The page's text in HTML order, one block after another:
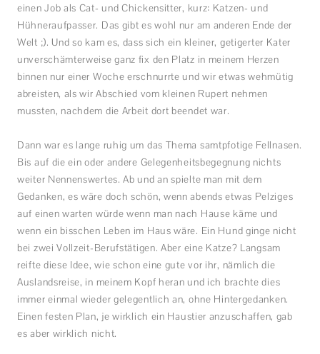
einen Job als Cat- und Chickensitter, kurz: Katzen- und
Hühneraufpasser. Das gibt es wohl nur am anderen Ende der
Welt ;). Und so kam es, dass sich ein kleiner, getigerter Kater
unverschämterweise ganz fix den Platz in meinem Herzen
binnen nur einer Woche erschnurrte und wir etwas wehmütig
abreisten, als wir Abschied vom kleinen Rupert nehmen
mussten, nachdem die Arbeit dort beendet war.
Dann war es lange ruhig um das Thema samtpfotige Fellnasen.
Bis auf die ein oder andere Gelegenheitsbegegnung nichts
weiter Nennenswertes. Ab und an spielte man mit dem
Gedanken, es wäre doch schön, wenn abends etwas Pelziges
auf einen warten würde wenn man nach Hause käme und
wenn ein bisschen Leben im Haus wäre. Ein Hund ginge nicht
bei zwei Vollzeit-Berufstätigen. Aber eine Katze? Langsam
reifte diese Idee, wie schon eine gute vor ihr, nämlich die
Auslandsreise, in meinem Kopf heran und ich brachte dies
immer einmal wieder gelegentlich an, ohne Hintergedanken.
Einen festen Plan, je wirklich ein Haustier anzuschaffen, gab
es aber wirklich nicht.